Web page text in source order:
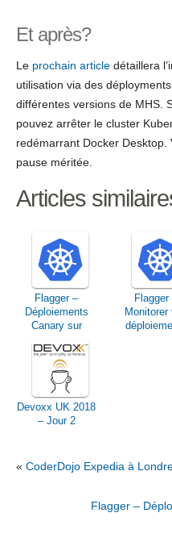
Et après?
Le prochain article détaillera
utilisation via des
différentes versions de MHS.
pouvez arrêter le cluster
redémarrant Docker
pause méritée.
Articles
Flagger –
Déploiements
Canary sur
Flagger
Monitorer
Devoxx UK 2018
– Jour 2
« CoderDojo Expedia à
Flagger –